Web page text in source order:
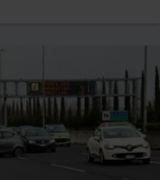
mieli całkowitą jasność - dwa